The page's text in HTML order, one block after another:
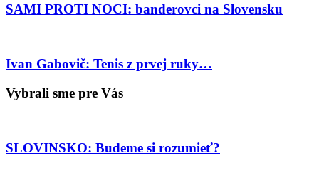
SAMI PROTI NOCI: banderovci na Slovensku
Ivan Gabovič: Tenis z prvej ruky…
Vybrali sme pre Vás
SLOVINSKO: Budeme si rozumieť?